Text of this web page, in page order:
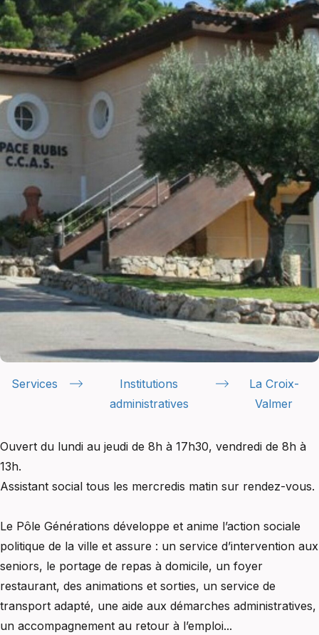
Services
Institutions
administratives
La Croix-
Valmer
Ouvert du lundi au jeudi de 8h à 17h30, vendredi de 8h à
13h.
Assistant social tous les mercredis matin sur rendez-vous.
Le Pôle Générations développe et anime l’action sociale
politique de la ville et assure : un service d’intervention aux
seniors, le portage de repas à domicile, un foyer
restaurant, des animations et sorties, un service de
transport adapté, une aide aux démarches administratives,
un accompagnement au retour à l’emploi...